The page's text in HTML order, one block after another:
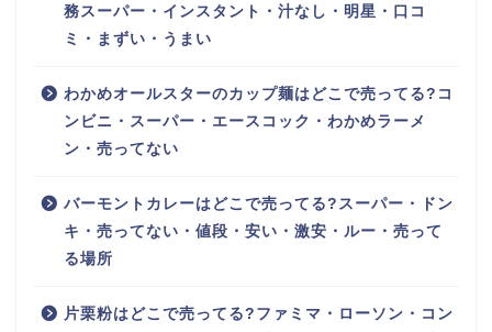
務スーパー・インスタント・汁なし・明星・口コ
ミ・まずい・うまい
わかめオールスターのカップ麺はどこで売ってる?コ
ンビニ・スーパー・エースコック・わかめラーメ
ン・売ってない
バーモントカレーはどこで売ってる?スーパー・ドン
キ・売ってない・値段・安い・激安・ルー・売って
る場所
片栗粉はどこで売ってる?ファミマ・ローソン・コン